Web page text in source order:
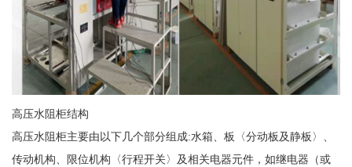
高压水阻柜结构
高压水阻柜主要由以下几个部分组成:水箱、板〈分动板及静板〉、
传动机构、限位机构〈行程开关〉及相关电器元件，如继电器（或